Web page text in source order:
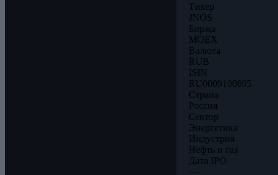
Тикер
JNOS
Биржа
MOEX
Валюта
RUB
ISIN
RU0009100895
Страна
Россия
Сектор
Энергетика
Индустрия
Нефть и газ
Дата IPO
—